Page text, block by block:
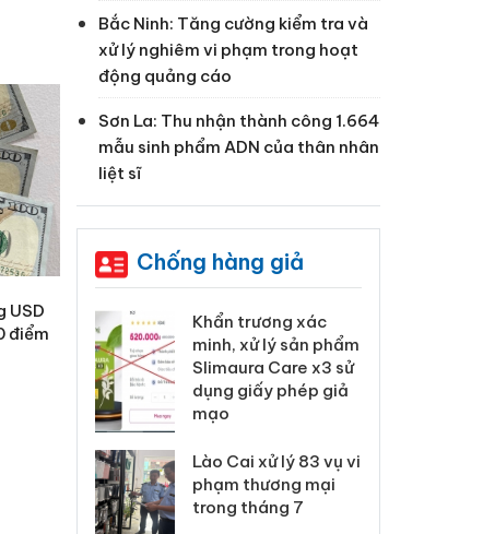
USD
điểm
Bắc Ninh: Tăng cường kiểm tra và
xử lý nghiêm vi phạm trong hoạt
động quảng cáo
Sơn La: Thu nhận thành công 1.664
mẫu sinh phẩm ADN của thân nhân
liệt sĩ
Chống hàng giả
hủy
ngàn
Khẩn trương xác
minh, xử lý sản phẩm
Slimaura Care x3 sử
dụng giấy phép giả
mạo
Lào Cai xử lý 83 vụ vi
phạm thương mại
trong tháng 7